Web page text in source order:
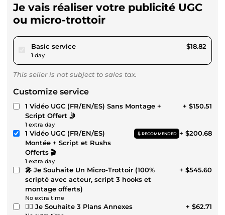
Je vais réaliser votre publicité UGC
ou micro-trottoir
Basic servicepour $17.34
1 day
$18.82
This seller is not subject to sales tax.
Customize service
1 Vidéo UGC (FR/EN/ES) Sans Montage +
Script Offert 🤳
1 extra day
+ $150.51
1 Vidéo UGC (FR/EN/ES)
Montée + Script et Rushs
Offerts 🎬
RECOMMENDED
1 extra day
+ $200.68
🎤 Je Souhaite Un Micro-Trottoir (100%
scripté avec acteur, script 3 hooks et
montage offerts)
No extra time
+ $545.60
👉🏻 Je Souhaite 3 Plans Annexes + $62.71